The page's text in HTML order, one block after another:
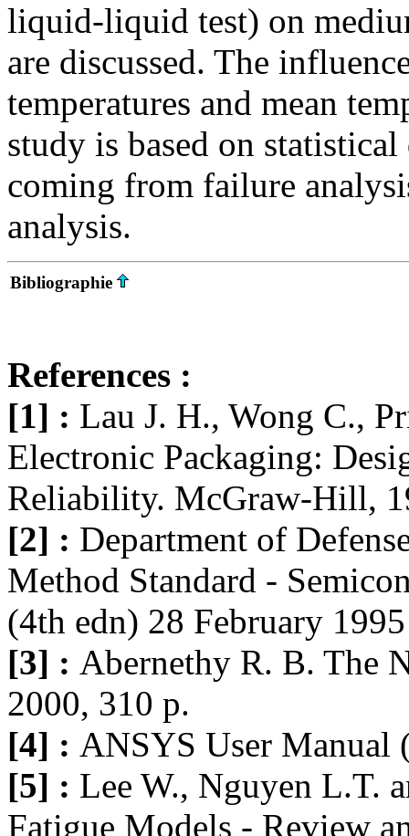
liquid-liquid test) on
are discussed. The
temperatures and mean
study is based on
coming from failure
analysis.
Bibliographie
References :
[1] : Lau J. H., Wong C.,
Electronic Packaging:
Reliability. McGraw-Hill,
[2] : Department of
Method Standard -
(4th edn) 28 February 1995
[3] : Abernethy R. B. The
2000, 310 p.
[4] : ANSYS User Manual
[5] : Lee W., Nguyen L.T.
Fatigue Models - Review